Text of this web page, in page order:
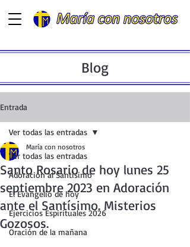
Blog
Entrada
Ver todas las entradas
Adoración al Santísimo
El Evangelio de hoy
Ejercicios Espirituales 2026
Oración de la mañana
Ver todas las entradas
Santo Rosario de hoy lunes 25
septiembre 2023 en Adoración
ante el Santísimo. Misterios
Gozosos.
María con nosotros